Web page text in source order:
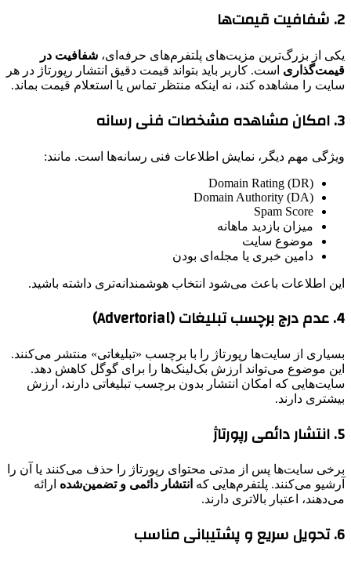
2. شفافیت قیمت‌ها
یکی از بزرگ‌ترین مزیت‌های پلتفرم‌های حرفه‌ای، شفافیت در
قیمت‌گذاری است. کاربر باید بتواند قیمت دقیق انتشار رپورتاژ در هر
سایت را مشاهده کند، نه اینکه منتظر تماس یا استعلام قیمت بماند.
3. امکان مشاهده مشخصات فنی رسانه
ویژگی مهم دیگر، نمایش اطلاعات فنی رسانه‌ها است. مانند:
Domain Rating (DR)
Domain Authority (DA)
Spam Score
میزان بازدید ماهانه
موضوع سایت
دامین خبری یا مجله‌ای بودن
این اطلاعات باعث می‌شود انتخاب هوشمندانه‌تری داشته باشید.
4. عدم درج برچسب تبلیغات (Advertorial)
بسیاری از سایت‌ها رپورتاژ را با برچسب «تبلیغاتی» منتشر می‌کنند.
این موضوع می‌تواند ارزش بک‌لینک‌ها را برای گوگل کاهش دهد.
سایت‌هایی که امکان انتشار بدون برچسب تبلیغاتی دارند، ارزش
بیشتری دارند.
5. انتشار دائمی رپورتاژ
برخی سایت‌ها پس از مدتی محتوای رپورتاژ را حذف می‌کنند یا آن را
آرشیو می‌کنند. پلتفرم‌هایی که انتشار دائمی و تضمین‌شده ارائه
می‌دهند، اعتبار بالاتری دارند.
6. تحویل سریع و پشتیبانی مناسب